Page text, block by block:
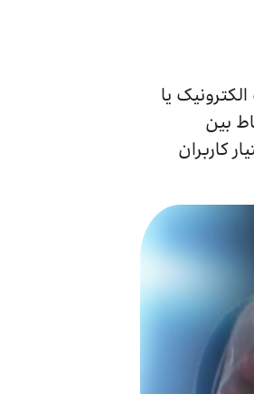
یا
بین
کاربران